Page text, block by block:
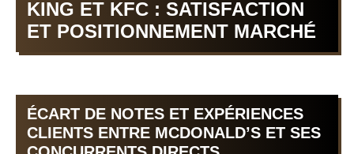
KING ET KFC : SATISFACTION
ET POSITIONNEMENT MARCHÉ
ÉCART DE NOTES ET EXPÉRIENCES
CLIENTS ENTRE MCDONALD’S ET SES